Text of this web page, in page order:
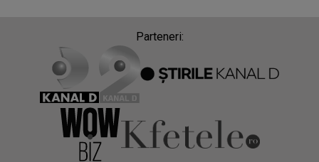
Parteneri: